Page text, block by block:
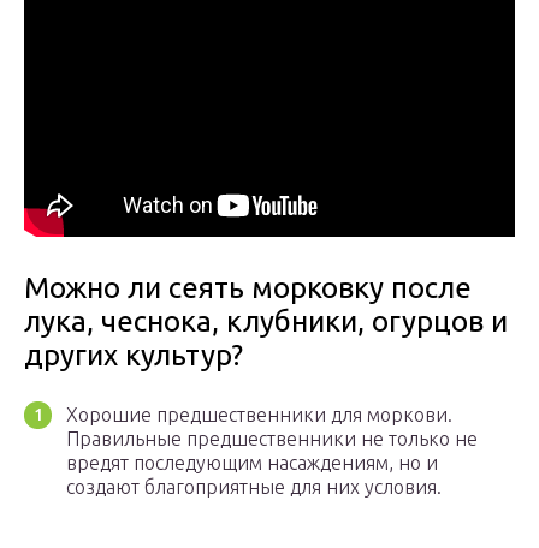
Можно ли сеять морковку после
лука, чеснока, клубники, огурцов и
других культур?
Хорошие предшественники для моркови.
Правильные предшественники не только не
вредят последующим насаждениям, но и
создают благоприятные для них условия.